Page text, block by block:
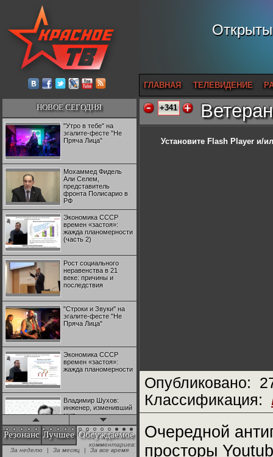
ГЛАВНАЯ ТЕЛЕВИДЕНИЕ
НОВОЕ СЕГОДНЯ
"Утро в тебе" на
эгалите-фесте "Не
Пряча Лица"
Мохаммед Фидель
Али Селем,
представитель
фронта Полисарио в
РФ
Экономика СССР
времен «застоя»:
жажда планомерности
(часть 2)
Рост социального
неравенства в 21
веке: причины и
последствия
"Строки и Звуки" на
эгалите-фесте "Не
Пряча Лица"
Экономика СССР
времен «застоя»:
жажда планомерности
Владимир Шухов:
инженер, изменивший
мир
"Аркадий Коц" на
эгалите-фесте "Не
Резонанс Лучшее Обсуждаемое
комментариев:
За неделю
| За месяц | За все время
+341
Установите Flash Player и/
Опубликовано:
Классификация:
Очередной
просторы